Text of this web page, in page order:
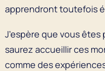
apprendront toutefois
J’espère que vous
saurez accueillir ces
comme des